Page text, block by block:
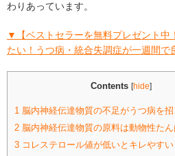
わりあっています。
▼【ベストセラーを無料プレゼント中
たい！うつ病・統合失調症が一週間で
Contents [hide]
1 脳内神経伝達物質の不足がうつ病を招
2 脳内神経伝達物質の原料は動物性た
3 コレステロール値が低いとキレやすい